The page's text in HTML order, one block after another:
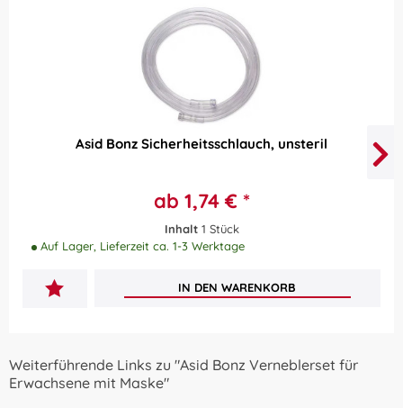
Asid Bonz Sicherheitsschlauch, unsteril
ab 1,74 € *
Inhalt 1 Stück
Auf Lager, Lieferzeit ca. 1-3 Werktage
IN DEN WARENKORB
Weiterführende Links zu "Asid Bonz Verneblerset für
Erwachsene mit Maske"